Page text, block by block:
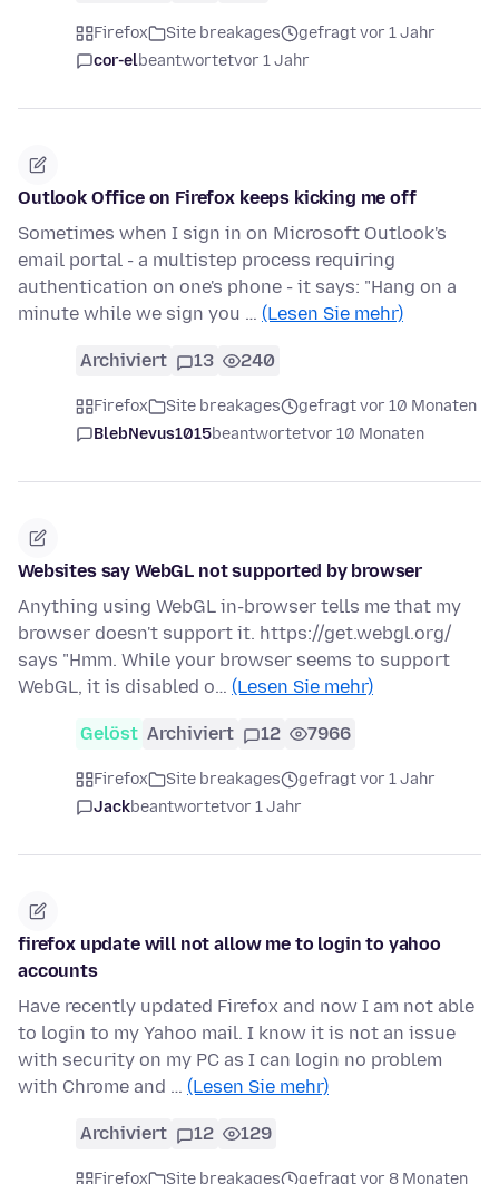
Firefox Site breakages
gefragt vor 1 Jahr
cor-elbeantwortetvor 1 Jahr
Outlook Office on Firefox keeps kicking me off
Sometimes when I sign in on Microsoft Outlook's
email portal - a multistep process requiring
authentication on one's phone - it says: "Hang on a
minute while we sign you … (Lesen Sie mehr)
Archiviert 13 240
Firefox Site breakages
gefragt vor 10 Monaten
BlebNevus1015beantwortetvor 10 Monaten
Websites say WebGL not supported by browser
Anything using WebGL in-browser tells me that my
browser doesn't support it. https://get.webgl.org/
says "Hmm. While your browser seems to support
WebGL, it is disabled o… (Lesen Sie mehr)
Gelöst Archiviert 12 7966
Firefox Site breakages
gefragt vor 1 Jahr
Jackbeantwortetvor 1 Jahr
firefox update will not allow me to login to yahoo
accounts
Have recently updated Firefox and now I am not able
to login to my Yahoo mail. I know it is not an issue
with security on my PC as I can login no problem
with Chrome and … (Lesen Sie mehr)
Archiviert 12 129
Firefox Site breakages
gefragt vor 8 Monaten